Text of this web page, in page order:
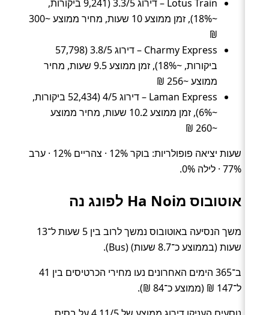
Lotus Train – דירוג 3.3/5 (9,241 ביקורות,
~18%), זמן ממוצע 10 שעות, מחיר ממוצע ~300
₪
Charmy Express – דירוג 3.8/5 (57,798
ביקורות, ~18%), זמן ממוצע 9.5 שעות, מחיר
ממוצע ~256 ₪
Laman Express – דירוג 4/5 (52,434 ביקורות,
~6%), זמן ממוצע 10.2 שעות, מחיר ממוצע
~260 ₪
שעות יציאה פופולריות: בוקר 12% · צהריים 12% · ערב
77% · לילה 0%.
אוטובוס מHa Noi לפונג נה
משך הנסיעה באוטובוס נמשך לרוב בין 5 שעות ל־13
שעות (בממוצע כ־8.7 שעות) (Bus).
ב־365 הימים האחרונים נעו מחירי הכרטיסים בין 41
ל־147 ₪ (ממוצע כ־84 ₪).